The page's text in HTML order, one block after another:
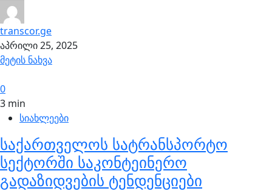
transcor.ge
აპრილი 25, 2025
მეტის ნახვა
0
3 min
სიახლეები
საქართველოს სატრანსპორტო
სექტორში საკონტეინერო
გადაზიდვების ტენდენციები